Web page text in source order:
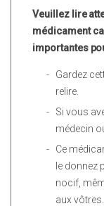
Veuillez lire
médicament
importantes
Gardez
relire.
Si vous
médecin
Ce
le donnez
nocif,
aux vôtres.